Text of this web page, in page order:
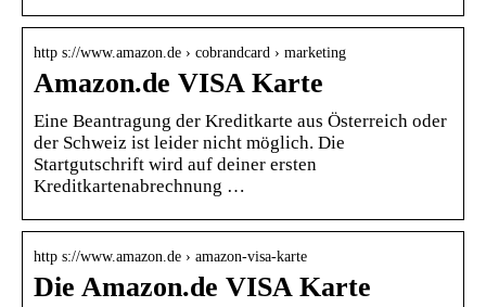
http s://www.amazon.de › cobrandcard › marketing
Amazon.de VISA Karte
Eine Beantragung der Kreditkarte aus Österreich oder
der Schweiz ist leider nicht möglich. Die
Startgutschrift wird auf deiner ersten
Kreditkartenabrechnung …
http s://www.amazon.de › amazon-visa-karte
Die Amazon.de VISA Karte